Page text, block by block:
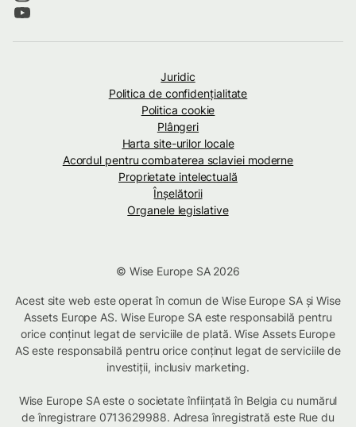
Juridic
Politica de confidenţialitate
Politica cookie
Plângeri
Harta site-urilor locale
Acordul pentru combaterea sclaviei moderne
Proprietate intelectuală
Înșelătorii
Organele legislative
© Wise Europe SA 2026
Acest site web este operat în comun de Wise Europe SA și Wise
Assets Europe AS. Wise Europe SA este responsabilă pentru
orice conținut legat de serviciile de plată. Wise Assets Europe
AS este responsabilă pentru orice conținut legat de serviciile de
investiții, inclusiv marketing.
Wise Europe SA este o societate înființată în Belgia cu numărul
de înregistrare 0713629988. Adresa înregistrată este Rue du